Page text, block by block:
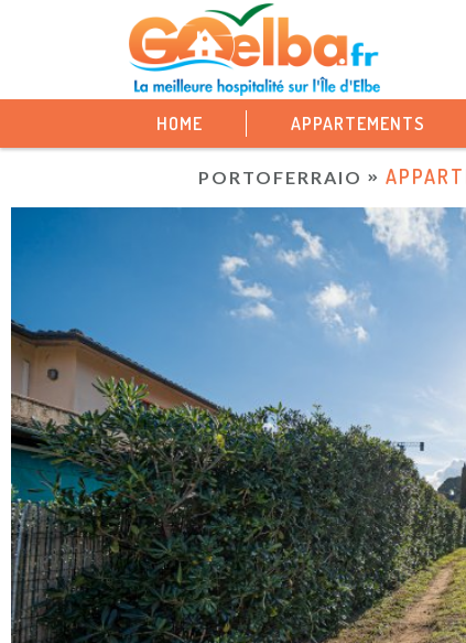
HOME APPARTEMENTS
PORTOFERRAIO